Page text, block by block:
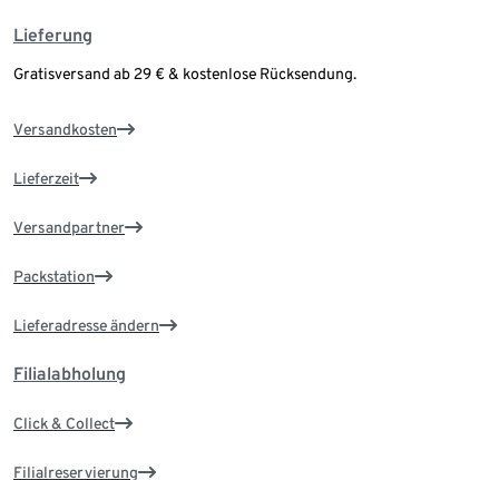
Lieferung
Gratisversand ab 29 € & kostenlose Rücksendung.
Versandkosten
Lieferzeit
Versandpartner
Packstation
Lieferadresse ändern
Filialabholung
Click & Collect
Filialreservierung